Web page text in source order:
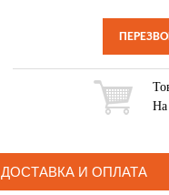
На
ДОСТАВКА И ОПЛАТА